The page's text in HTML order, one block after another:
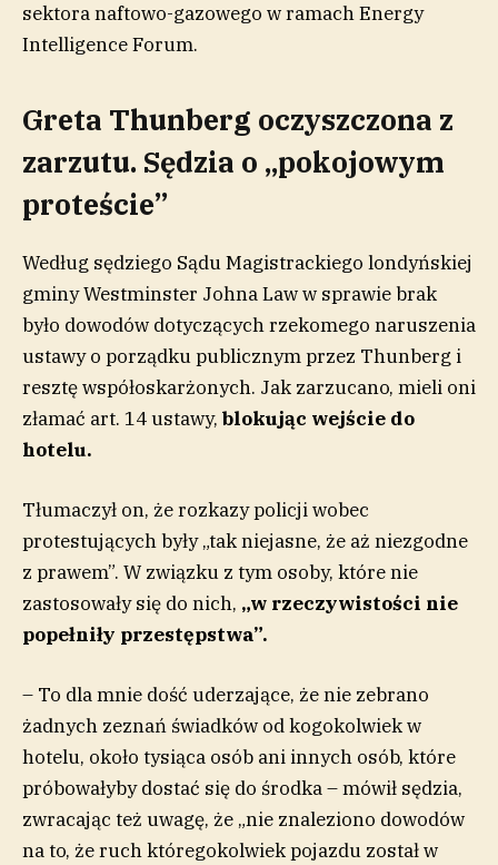
sektora naftowo-gazowego w ramach Energy
Intelligence Forum.
Greta Thunberg oczyszczona z
zarzutu. Sędzia o „pokojowym
proteście”
Według sędziego Sądu Magistrackiego londyńskiej
gminy Westminster Johna Law w sprawie brak
było dowodów dotyczących rzekomego naruszenia
ustawy o porządku publicznym przez Thunberg i
resztę współoskarżonych. Jak zarzucano, mieli oni
złamać art. 14 ustawy, blokując wejście do
hotelu.
Tłumaczył on, że rozkazy policji wobec
protestujących były „tak niejasne, że aż niezgodne
z prawem”. W związku z tym osoby, które nie
zastosowały się do nich, „w rzeczywistości nie
popełniły przestępstwa”.
– To dla mnie dość uderzające, że nie zebrano
żadnych zeznań świadków od kogokolwiek w
hotelu, około tysiąca osób ani innych osób, które
próbowałyby dostać się do środka – mówił sędzia,
zwracając też uwagę, że „nie znaleziono dowodów
na to, że ruch któregokolwiek pojazdu został w